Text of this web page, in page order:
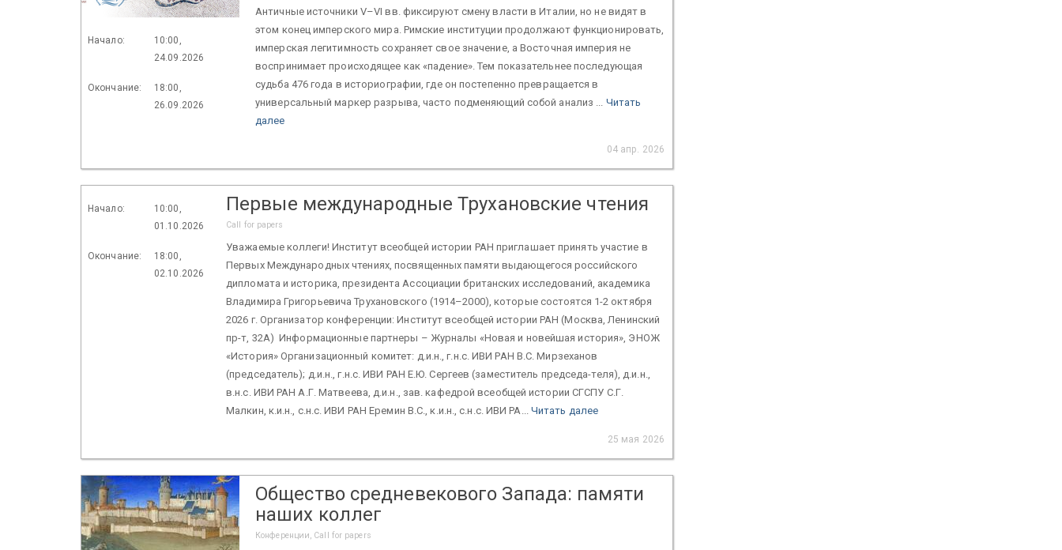
Начало:
10:00,
24.09.2026
Окончание:
18:00,
26.09.2026
Античные источники V–VI вв. фиксируют смену власти в Италии, но не видят в
этом конец имперского мира. Римские институции продолжают функционировать,
имперская легитимность сохраняет свое значение, а Восточная империя не
воспринимает происходящее как «падение». Тем показательнее последующая
судьба 476 года в историографии, где он постепенно превращается в
универсальный маркер разрыва, часто подменяющий собой анализ ... Читать
далее
04 апр. 2026
Начало:
10:00,
01.10.2026
Окончание:
18:00,
02.10.2026
Первые международные Трухановские чтения
Call for papers
Уважаемые коллеги! Институт всеобщей истории РАН приглашает принять участие в
Первых Международных чтениях, посвященных памяти выдающегося российского
дипломата и историка, президента Ассоциации британских исследований, академика
Владимира Григорьевича Трухановского (1914–2000), которые состоятся 1-2 октября
2026 г. Организатор конференции: Институт всеобщей истории РАН (Москва, Ленинский
пр-т, 32А) Информационные партнеры – Журналы «Новая и новейшая история», ЭНОЖ
«История» Организационный комитет: д.и.н., г.н.с. ИВИ РАН В.С. Мирзеханов
(председатель); д.и.н., г.н.с. ИВИ РАН Е.Ю. Сергеев (заместитель председа-теля), д.и.н.,
в.н.с. ИВИ РАН А.Г. Матвеева, д.и.н., зав. кафедрой всеобщей истории СГСПУ С.Г.
Малкин, к.и.н., с.н.с. ИВИ РАН Еремин В.С., к.и.н., с.н.с. ИВИ РА... Читать далее
25 мая 2026
Общество средневекового Запада: памяти
наших коллег
Конференции, Call for papers